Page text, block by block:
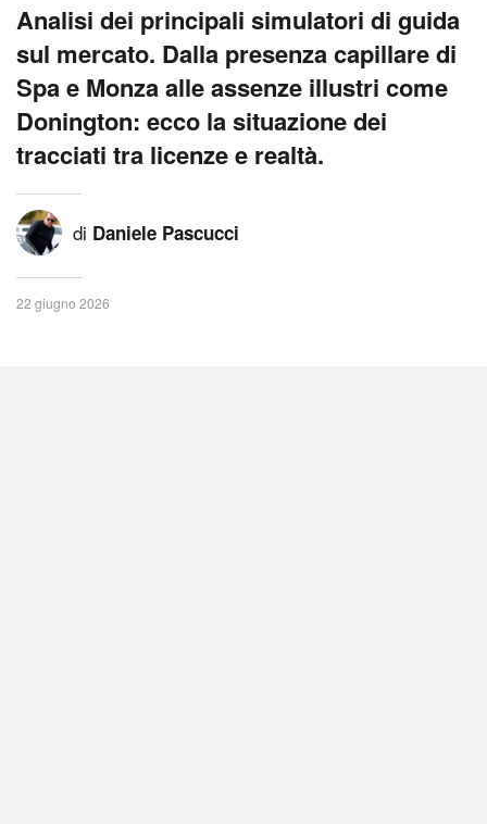
Analisi dei principali simulatori di guida
sul mercato. Dalla presenza capillare di
Spa e Monza alle assenze illustri come
Donington: ecco la situazione dei
tracciati tra licenze e realtà.
di Daniele Pascucci
22 giugno 2026